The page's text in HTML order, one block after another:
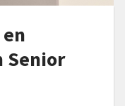
Senior